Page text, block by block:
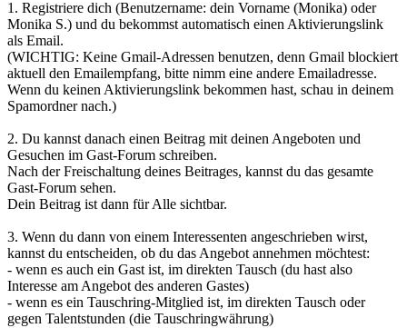
1. Registriere dich (Benutzername: dein Vorname (Monika) oder
Monika S.) und du bekommst automatisch einen Aktivierungslink
als Email.
(WICHTIG: Keine Gmail-Adressen benutzen, denn Gmail blockiert
aktuell den Emailempfang, bitte nimm eine andere Emailadresse.
Wenn du keinen Aktivierungslink bekommen hast, schau in deinem
Spamordner nach.)
2. Du kannst danach einen Beitrag mit deinen Angeboten und
Gesuchen im Gast-Forum schreiben.
Nach der Freischaltung deines Beitrages, kannst du das gesamte
Gast-Forum sehen.
Dein Beitrag ist dann für Alle sichtbar.
3. Wenn du dann von einem Interessenten angeschrieben wirst,
kannst du entscheiden, ob du das Angebot annehmen möchtest:
- wenn es auch ein Gast ist, im direkten Tausch (du hast also
Interesse am Angebot des anderen Gastes)
- wenn es ein Tauschring-Mitglied ist, im direkten Tausch oder
gegen Talentstunden (die Tauschringwährung)